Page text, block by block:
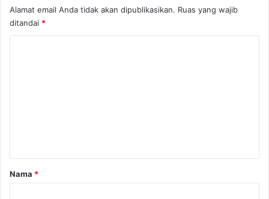
Alamat email Anda tidak akan dipublikasikan. Ruas yang wajib
ditandai *
rNama *